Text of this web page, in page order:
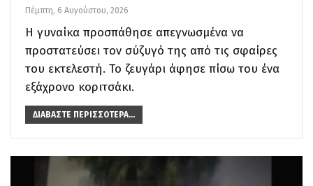
Πέμπτη, 6 Αυγούστου, 2026
Η γυναίκα προσπάθησε απεγνωσμένα να
προστατεύσει τον σύζυγό της από τις σφαίρες
του εκτελεστή. Το ζευγάρι άφησε πίσω του ένα
εξάχρονο κοριτσάκι.
ΔΙΑΒΆΣΤΕ ΠΕΡΙΣΣΌΤΕΡΑ...